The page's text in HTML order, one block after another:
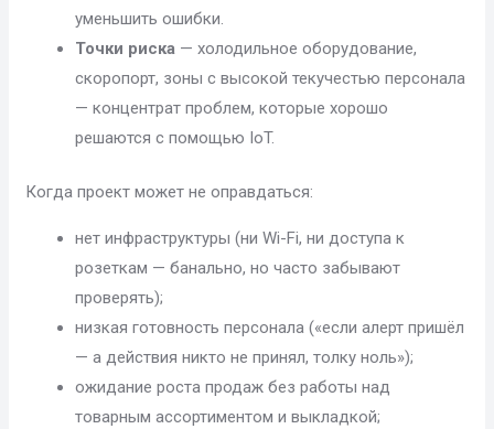
уменьшить ошибки.
Точки риска — холодильное оборудование,
скоропорт, зоны с высокой текучестью персонала
— концентрат проблем, которые хорошо
решаются с помощью IoT.
Когда проект может не оправдаться:
нет инфраструктуры (ни Wi-Fi, ни доступа к
розеткам — банально, но часто забывают
проверять);
низкая готовность персонала («если алерт пришёл
— а действия никто не принял, толку ноль»);
ожидание роста продаж без работы над
товарным ассортиментом и выкладкой;